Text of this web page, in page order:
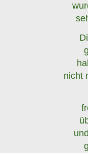
nicht